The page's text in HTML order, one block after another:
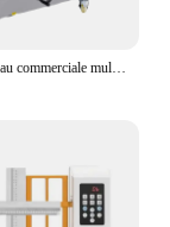
Machine à gâteau commerciale multifonctionnelle entièrement automatique, 11, machine de poire 1918, machine de moulage par injection